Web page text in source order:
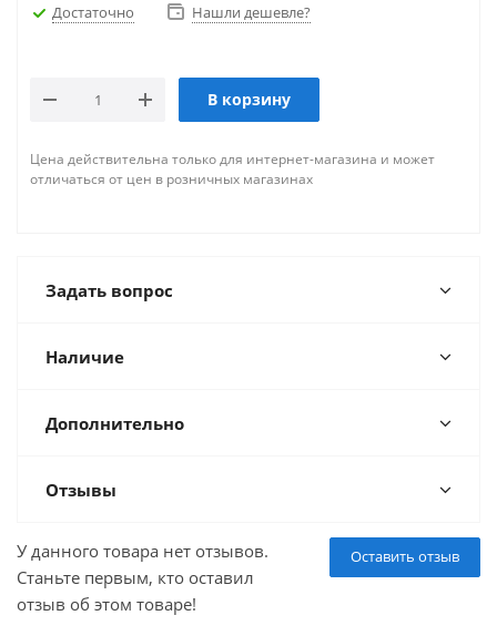
Достаточно Нашли дешевле?
В корзину
Цена действительна только для интернет-магазина и может
отличаться от цен в розничных магазинах
Задать вопрос
Наличие
Дополнительно
Отзывы
Оставить отзыв
У данного товара нет отзывов.
Станьте первым, кто оставил
отзыв об этом товаре!